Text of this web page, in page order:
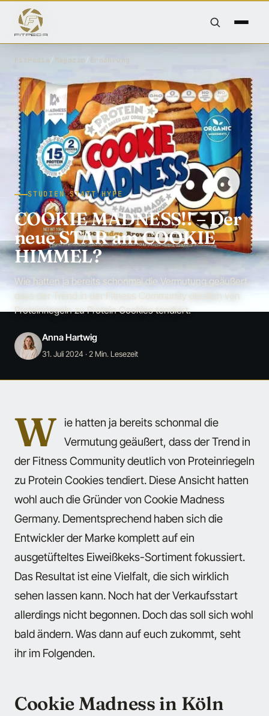
FitPedia Magazin Ernährung
STUDIEN STATT HYPE
COOKIE MADNESS!! – Der
neue STAR am COOKIE
HIMMEL?
Wie hatten ja bereits schonmal die Vermutung geäußert,
dass der Trend in der Fitness Community deutlich von
Proteinriegeln zu Protein Cookies tendiert.
Anna Hartwig
31. Juli 2024· 2 Min. Lesezeit
W ie hatten ja bereits schonmal die
Vermutung geäußert, dass der Trend in
der Fitness Community deutlich von Proteinriegeln
zu Protein Cookies tendiert. Diese Ansicht hatten
wohl auch die Gründer von Cookie Madness
Germany. Dementsprechend haben sich die
Entwickler der Marke komplett auf ein
ausgetüfteltes Eiweißkeks-Sortiment fokussiert.
Das Resultat ist eine Vielfalt, die sich wirklich
sehen lassen kann. Noch hat der Verkaufsstart
allerdings nicht begonnen. Doch das soll sich wohl
bald ändern. Was dann auf euch zukommt, seht
ihr im Folgenden.
Cookie Madness in Köln